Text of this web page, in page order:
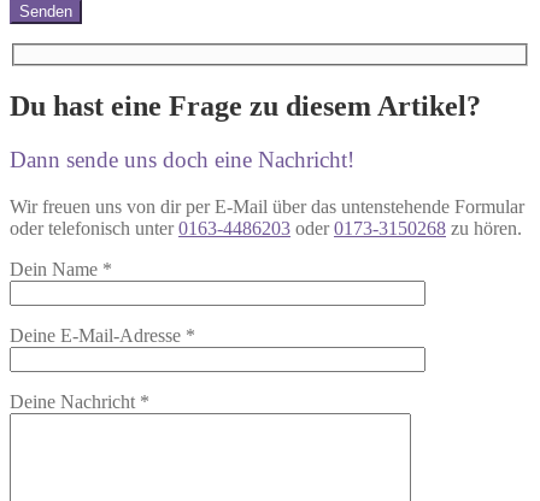
Du hast eine Frage zu diesem Artikel?
Dann sende uns doch eine Nachricht!
Wir freuen uns von dir per E-Mail über das untenstehende Formular
oder telefonisch unter0163-4486203 oder0173-3150268 zu hören.
Dein Name *
Deine E-Mail-Adresse *
Deine Nachricht *